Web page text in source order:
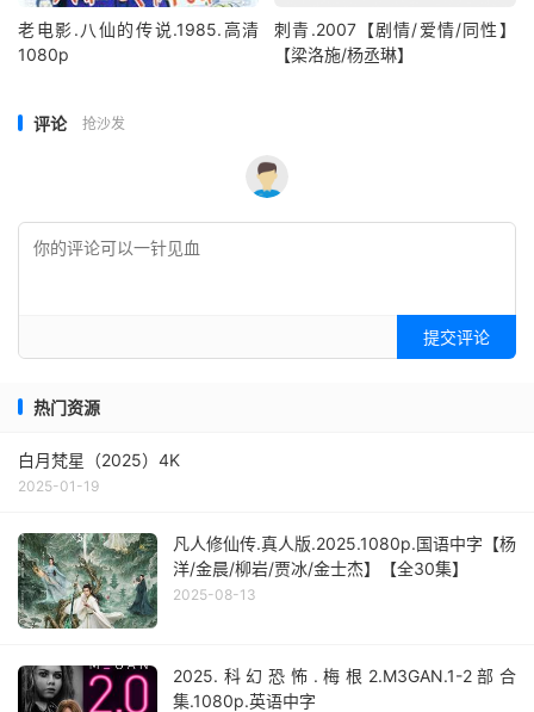
老电影.八仙的传说.1985.高清
1080p
刺青.2007【剧情/爱情/同性】
【梁洛施/杨丞琳】
评论 抢沙发
提交评论
热门资源
白月梵星（2025）4K
2025-01-19
凡人修仙传.真人版.2025.1080p.国语中字【杨
洋/金晨/柳岩/贾冰/金士杰】【全30集】
2025-08-13
2025.科幻恐怖.梅根2.M3GAN.1-2部合
集.1080p.英语中字